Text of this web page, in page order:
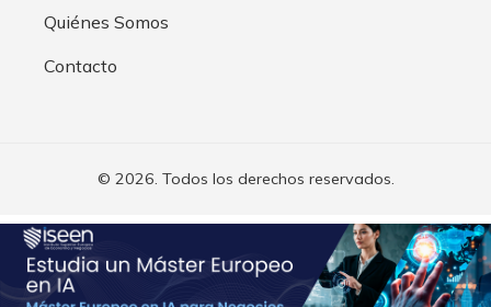
Quiénes Somos
Contacto
© 2026. Todos los derechos reservados.